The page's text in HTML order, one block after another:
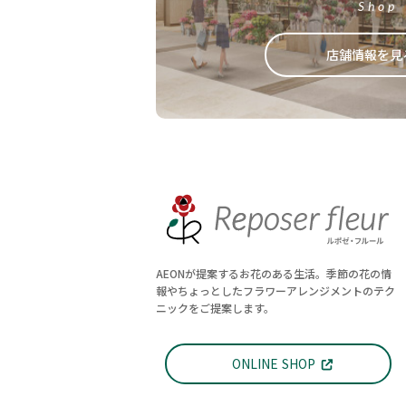
Shop
店舗情報を見
AEONが提案するお花のある生活。季節の花の情
報やちょっとしたフラワーアレンジメントのテク
ニックをご提案します。
ONLINE SHOP